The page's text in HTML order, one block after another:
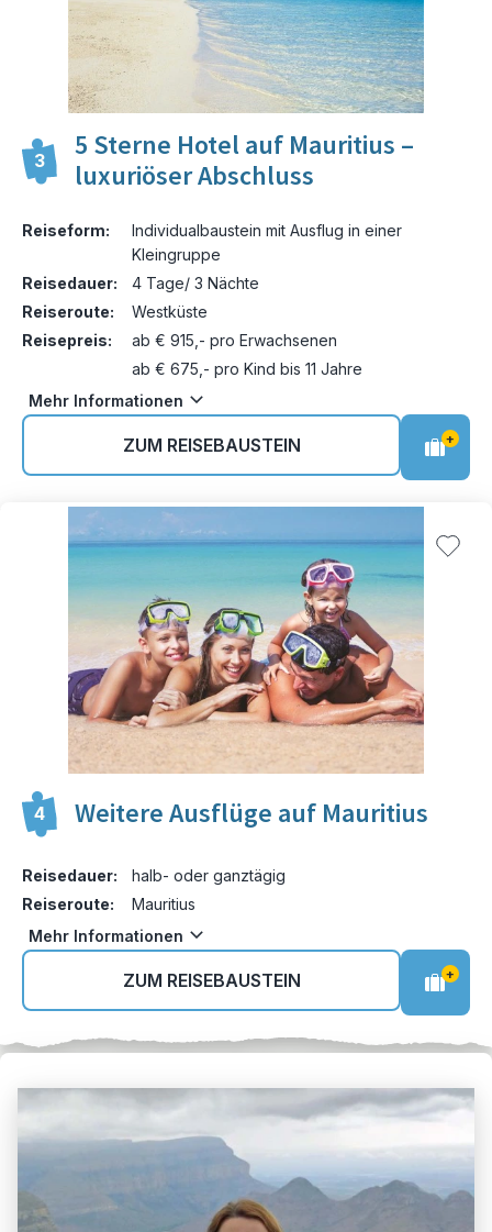
3
5 Sterne Hotel auf Mauritius –
luxuriöser Abschluss
Reiseform:
Individualbaustein mit Ausflug in einer
Kleingruppe
Reisedauer:
4 Tage/ 3 Nächte
Reiseroute:
Westküste
Reisepreis:
ab € 915,- pro Erwachsenen
ab € 675,- pro Kind bis 11 Jahre
Mehr Informationen
ZUM REISEBAUSTEIN +
4 Weitere Ausflüge auf Mauritius
Reisedauer:
halb- oder ganztägig
Reiseroute:
Mauritius
Mehr Informationen
ZUM REISEBAUSTEIN +